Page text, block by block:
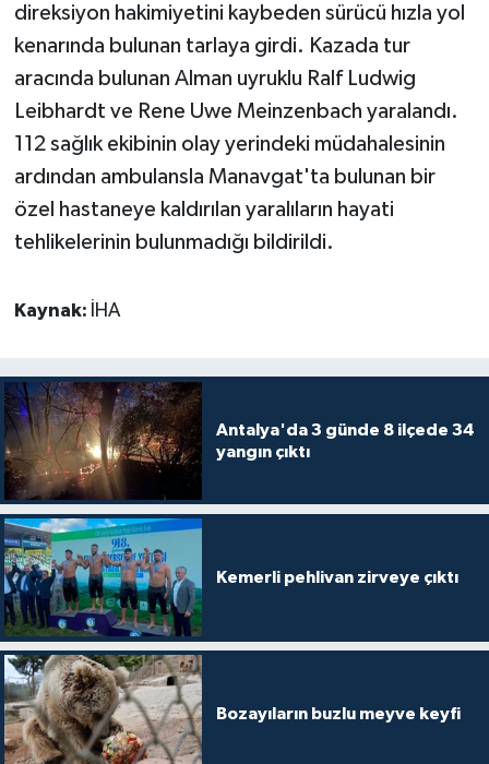
direksiyon hakimiyetini kaybeden sürücü hızla yol
kenarında bulunan tarlaya girdi. Kazada tur
aracında bulunan Alman uyruklu Ralf Ludwig
Leibhardt ve Rene Uwe Meinzenbach yaralandı.
112 sağlık ekibinin olay yerindeki müdahalesinin
ardından ambulansla Manavgat'ta bulunan bir
özel hastaneye kaldırılan yaralıların hayati
tehlikelerinin bulunmadığı bildirildi.
Kaynak: İHA
Antalya'da 3 günde 8 ilçede 34
yangın çıktı
Kemerli pehlivan zirveye çıktı
Bozayıların buzlu meyve keyfi
Teknoloji
Televizyon
Turizm
Yaşam